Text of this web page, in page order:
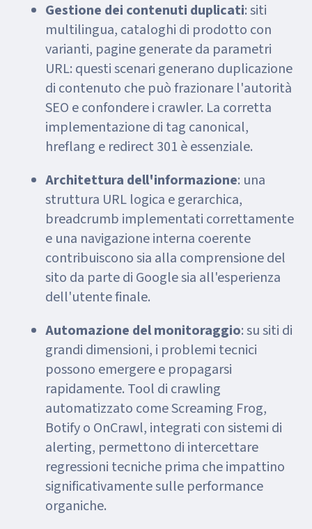
Gestione dei contenuti duplicati: siti
multilingua, cataloghi di prodotto con
varianti, pagine generate da parametri
URL: questi scenari generano duplicazione
di contenuto che può frazionare l'autorità
SEO e confondere i crawler. La corretta
implementazione di tag canonical,
hreflang e redirect 301 è essenziale.
Architettura dell'informazione: una
struttura URL logica e gerarchica,
breadcrumb implementati correttamente
e una navigazione interna coerente
contribuiscono sia alla comprensione del
sito da parte di Google sia all'esperienza
dell'utente finale.
Automazione del monitoraggio: su siti di
grandi dimensioni, i problemi tecnici
possono emergere e propagarsi
rapidamente. Tool di crawling
automatizzato come Screaming Frog,
Botify o OnCrawl, integrati con sistemi di
alerting, permettono di intercettare
regressioni tecniche prima che impattino
significativamente sulle performance
organiche.